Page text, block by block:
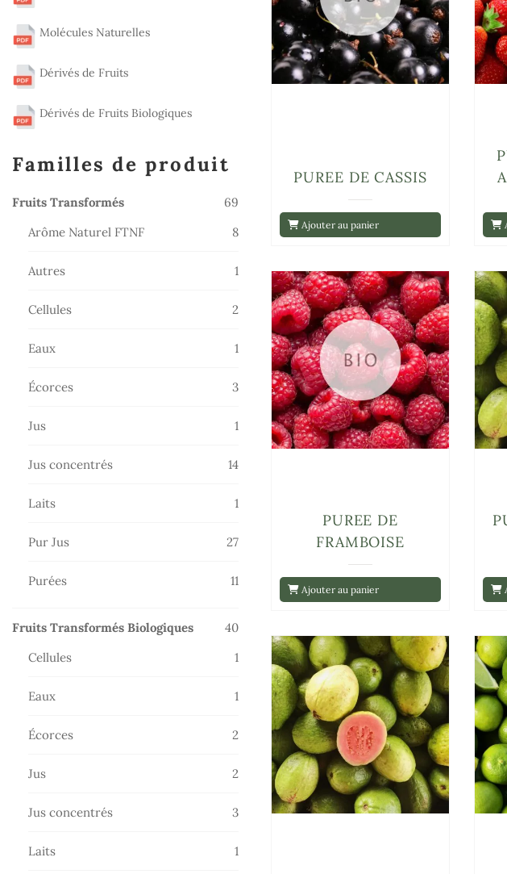
Molécules Naturelles
Dérivés de Fruits
Dérivés de Fruits Biologiques
Familles de produit
Fruits Transformés 69
Arôme Naturel FTNF 88
Autres
1
produit
Cellules
2
produits
Eaux
1
produit
Écorces
33
produits
Jus
1
produit
Jus concentrés
1414
Laits
1
Pur Jus
2727
Purées
11
produits
Fruits Transformés Biologiques
4040
produits
Cellules 1
produit
Eaux
1
produit
Écorces
2
produits
Jus
2
produits
Jus concentrés
33
Laits
1
Ajouter au panier
PUREE DE CASSIS
Ajouter au panier
PUREE DE
FRAMBOISE